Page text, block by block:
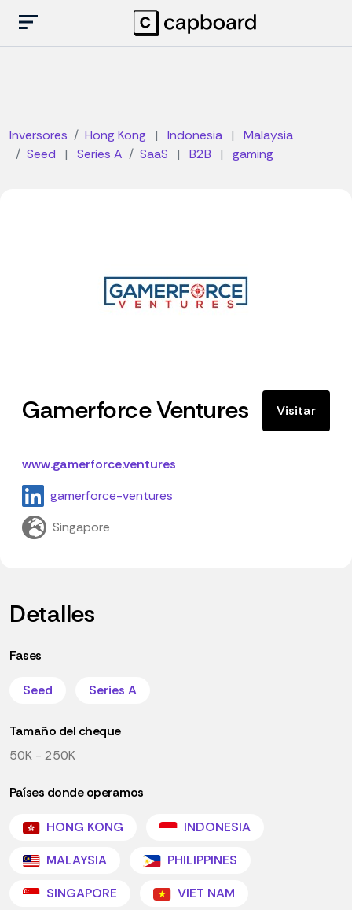
Inversores Hong Kong | Indonesia |
Malaysia
Seed
| Series A SaaS | B2B | gaming
Gamerforce Ventures Visitar
www.gamerforce.ventures
gamerforce-ventures
Singapore
Detalles
Fases
Seed Series A
Tamaño del cheque
50K - 250K
Países donde operamos
HONG KONG
INDONESIA
MALAYSIA
PHILIPPINES
SINGAPORE
VIET NAM